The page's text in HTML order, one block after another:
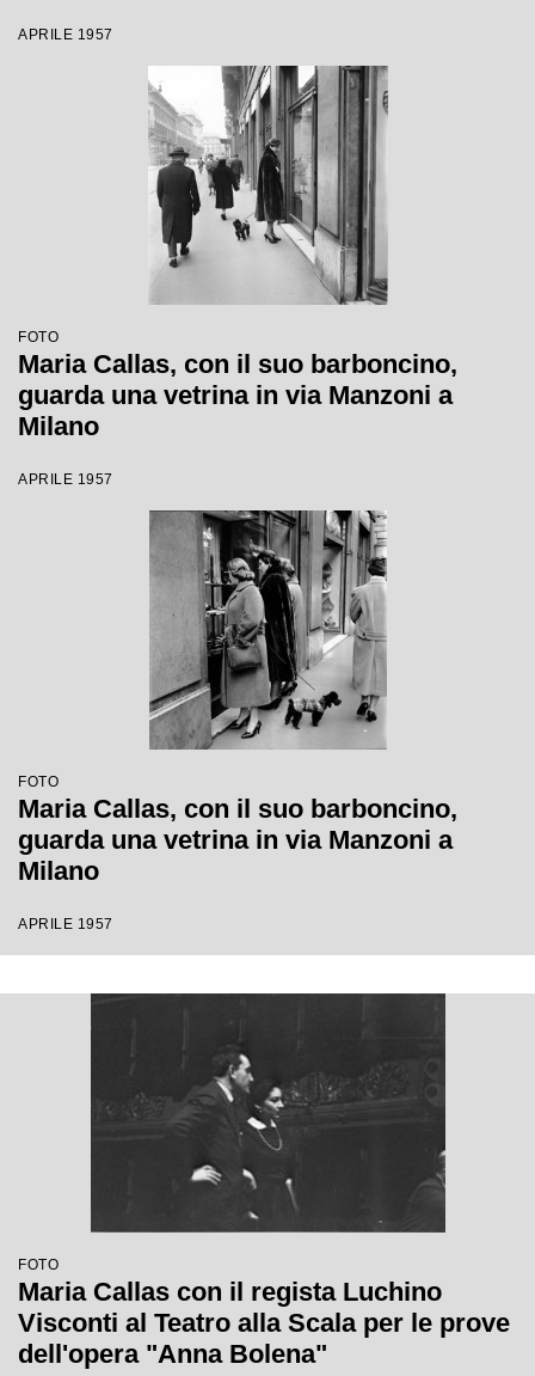
APRILE 1957
FOTO
Maria Callas, con il suo barboncino,
guarda una vetrina in via Manzoni a
Milano
APRILE 1957
FOTO
Maria Callas, con il suo barboncino,
guarda una vetrina in via Manzoni a
Milano
APRILE 1957
FOTO
Maria Callas con il regista Luchino
Visconti al Teatro alla Scala per le prove
dell'opera "Anna Bolena"